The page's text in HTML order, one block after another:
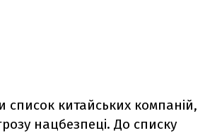
китайських компаній,
нацбезпеці. До списку